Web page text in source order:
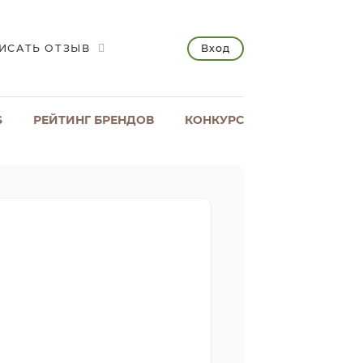
ОТЗЫВ Вход
РЕЙТИНГ БРЕНДОВ КОНКУРС